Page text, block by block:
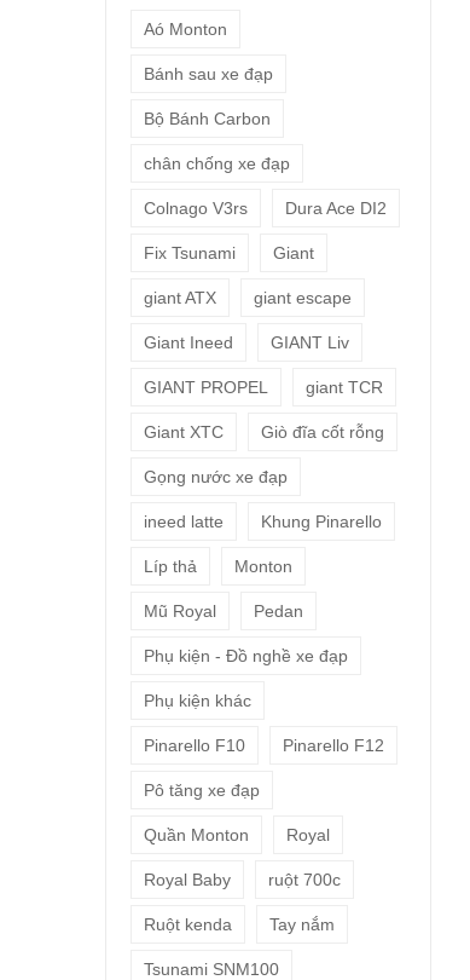
Aó Monton
Bánh sau xe đạp
Bộ Bánh Carbon
chân chống xe đạp
Colnago V3rs Dura Ace DI2
Fix Tsunami Giant
giant ATX giant escape
Giant Ineed GIANT Liv
GIANT PROPEL giant TCR
Giant XTC Giò đĩa cốt rỗng
Gọng nước xe đạp
ineed latte Khung Pinarello
Líp thả Monton
Mũ Royal Pedan
Phụ kiện - Đồ nghề xe đạp
Phụ kiện khác
Pinarello F10 Pinarello F12
Pô tăng xe đạp
Quần Monton Royal
Royal Baby ruột 700c
Ruột kenda Tay nắm
Tsunami SNM100